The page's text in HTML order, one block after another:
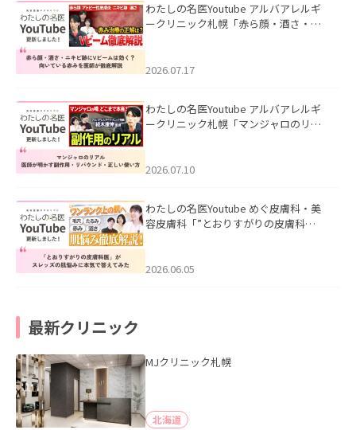
わたしの名医Youtube アルバアレルギ
ークリニック札幌「赤ら顔・酒さ・ニ
した。
2026.07.17
わたしの名医Youtube アルバアレルギ
ークリニック札幌「マンジャロのリア
た。
2026.07.10
わたしの名医Youtube めぐ皮膚科・美
容皮膚科「”とおりすがりの皮膚科
2026.06.05
最新クリニック
MJクリニック札幌
北海道